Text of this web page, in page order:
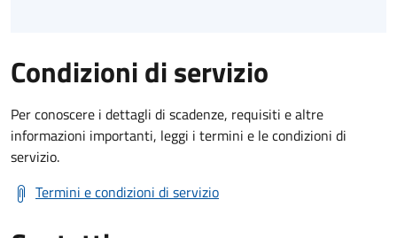
Condizioni di servizio
Per conoscere i dettagli di scadenze, requisiti e altre
informazioni importanti, leggi i termini e le condizioni di
servizio.
Termini e condizioni di servizio